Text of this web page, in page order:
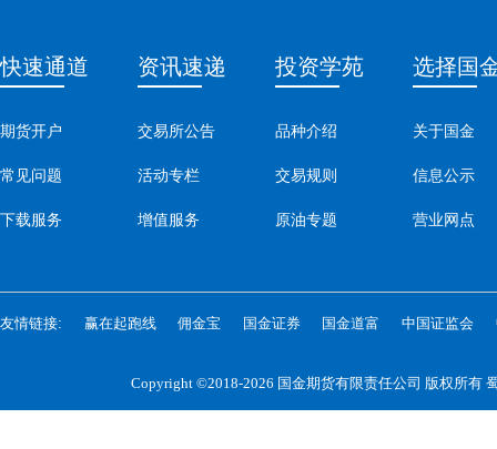
快速通道
期货开户
常见问题
下载服务
资讯速递
交易所公告
活动专栏
增值服务
投资学苑
品种介绍
交易规则
原油专题
选择国
关于国金
信息公示
营业网点
友情链接: 赢在起跑线 佣金宝 国金证券 国金道富 中国证监会
Copyright ©2018-2026 国金期货有限责任公司 版权所有